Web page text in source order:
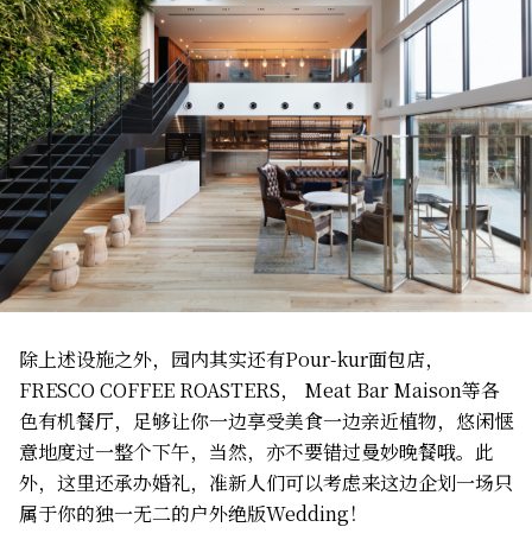
除上述设施之外，园内其实还有Pour-kur面包店，
FRESCO COFFEE ROASTERS， Meat Bar Maison等各
色有机餐厅，足够让你一边享受美食一边亲近植物，悠闲惬
意地度过一整个下午，当然，亦不要错过曼妙晚餐哦。此
外，这里还承办婚礼，准新人们可以考虑来这边企划一场只
属于你的独一无二的户外绝版Wedding！